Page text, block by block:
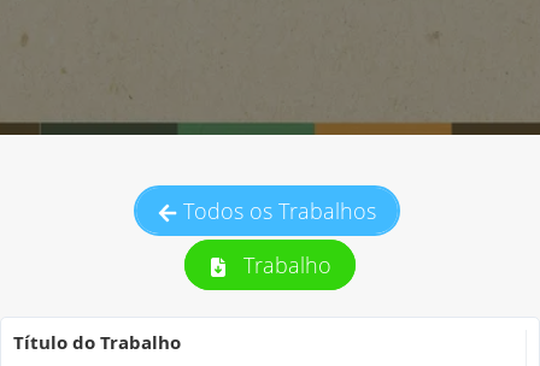
Todos os Trabalhos
Trabalho
Título do Trabalho